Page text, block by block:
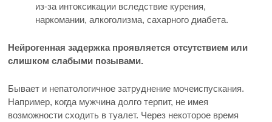
из-за интоксикации вследствие курения,
наркомании, алкоголизма, сахарного диабета.
Нейрогенная задержка проявляется отсутствием или
слишком слабыми позывами.
Бывает и непатологичное затруднение мочеиспускания.
Например, когда мужчина долго терпит, не имея
возможности сходить в туалет. Через некоторое время